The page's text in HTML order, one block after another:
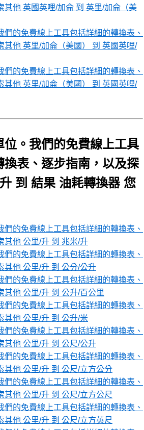
其他 英國英哩/加侖 到 英里/加侖（美
們的免費線上工具包括詳細的轉換表、
其他 英里/加侖（美國） 到 英國英哩/
們的免費線上工具包括詳細的轉換表、
其他 英里/加侖（美國） 到 英國英哩/
位。我們的免費線上工具
換表、逐步指南，以及探
到 結果 油耗轉換器 您
們的免費線上工具包括詳細的轉換表、
其他 公里/升 到 兆米/升
們的免費線上工具包括詳細的轉換表、
其他 公里/升 到 公分/公升
們的免費線上工具包括詳細的轉換表、
其他 公里/升 到 公升/百公里
們的免費線上工具包括詳細的轉換表、
其他 公里/升 到 公升/米
們的免費線上工具包括詳細的轉換表、
其他 公里/升 到 公尺/公升
們的免費線上工具包括詳細的轉換表、
其他 公里/升 到 公尺/立方公分
們的免費線上工具包括詳細的轉換表、
其他 公里/升 到 公尺/立方公尺
們的免費線上工具包括詳細的轉換表、
其他 公里/升 到 公尺/立方英尺